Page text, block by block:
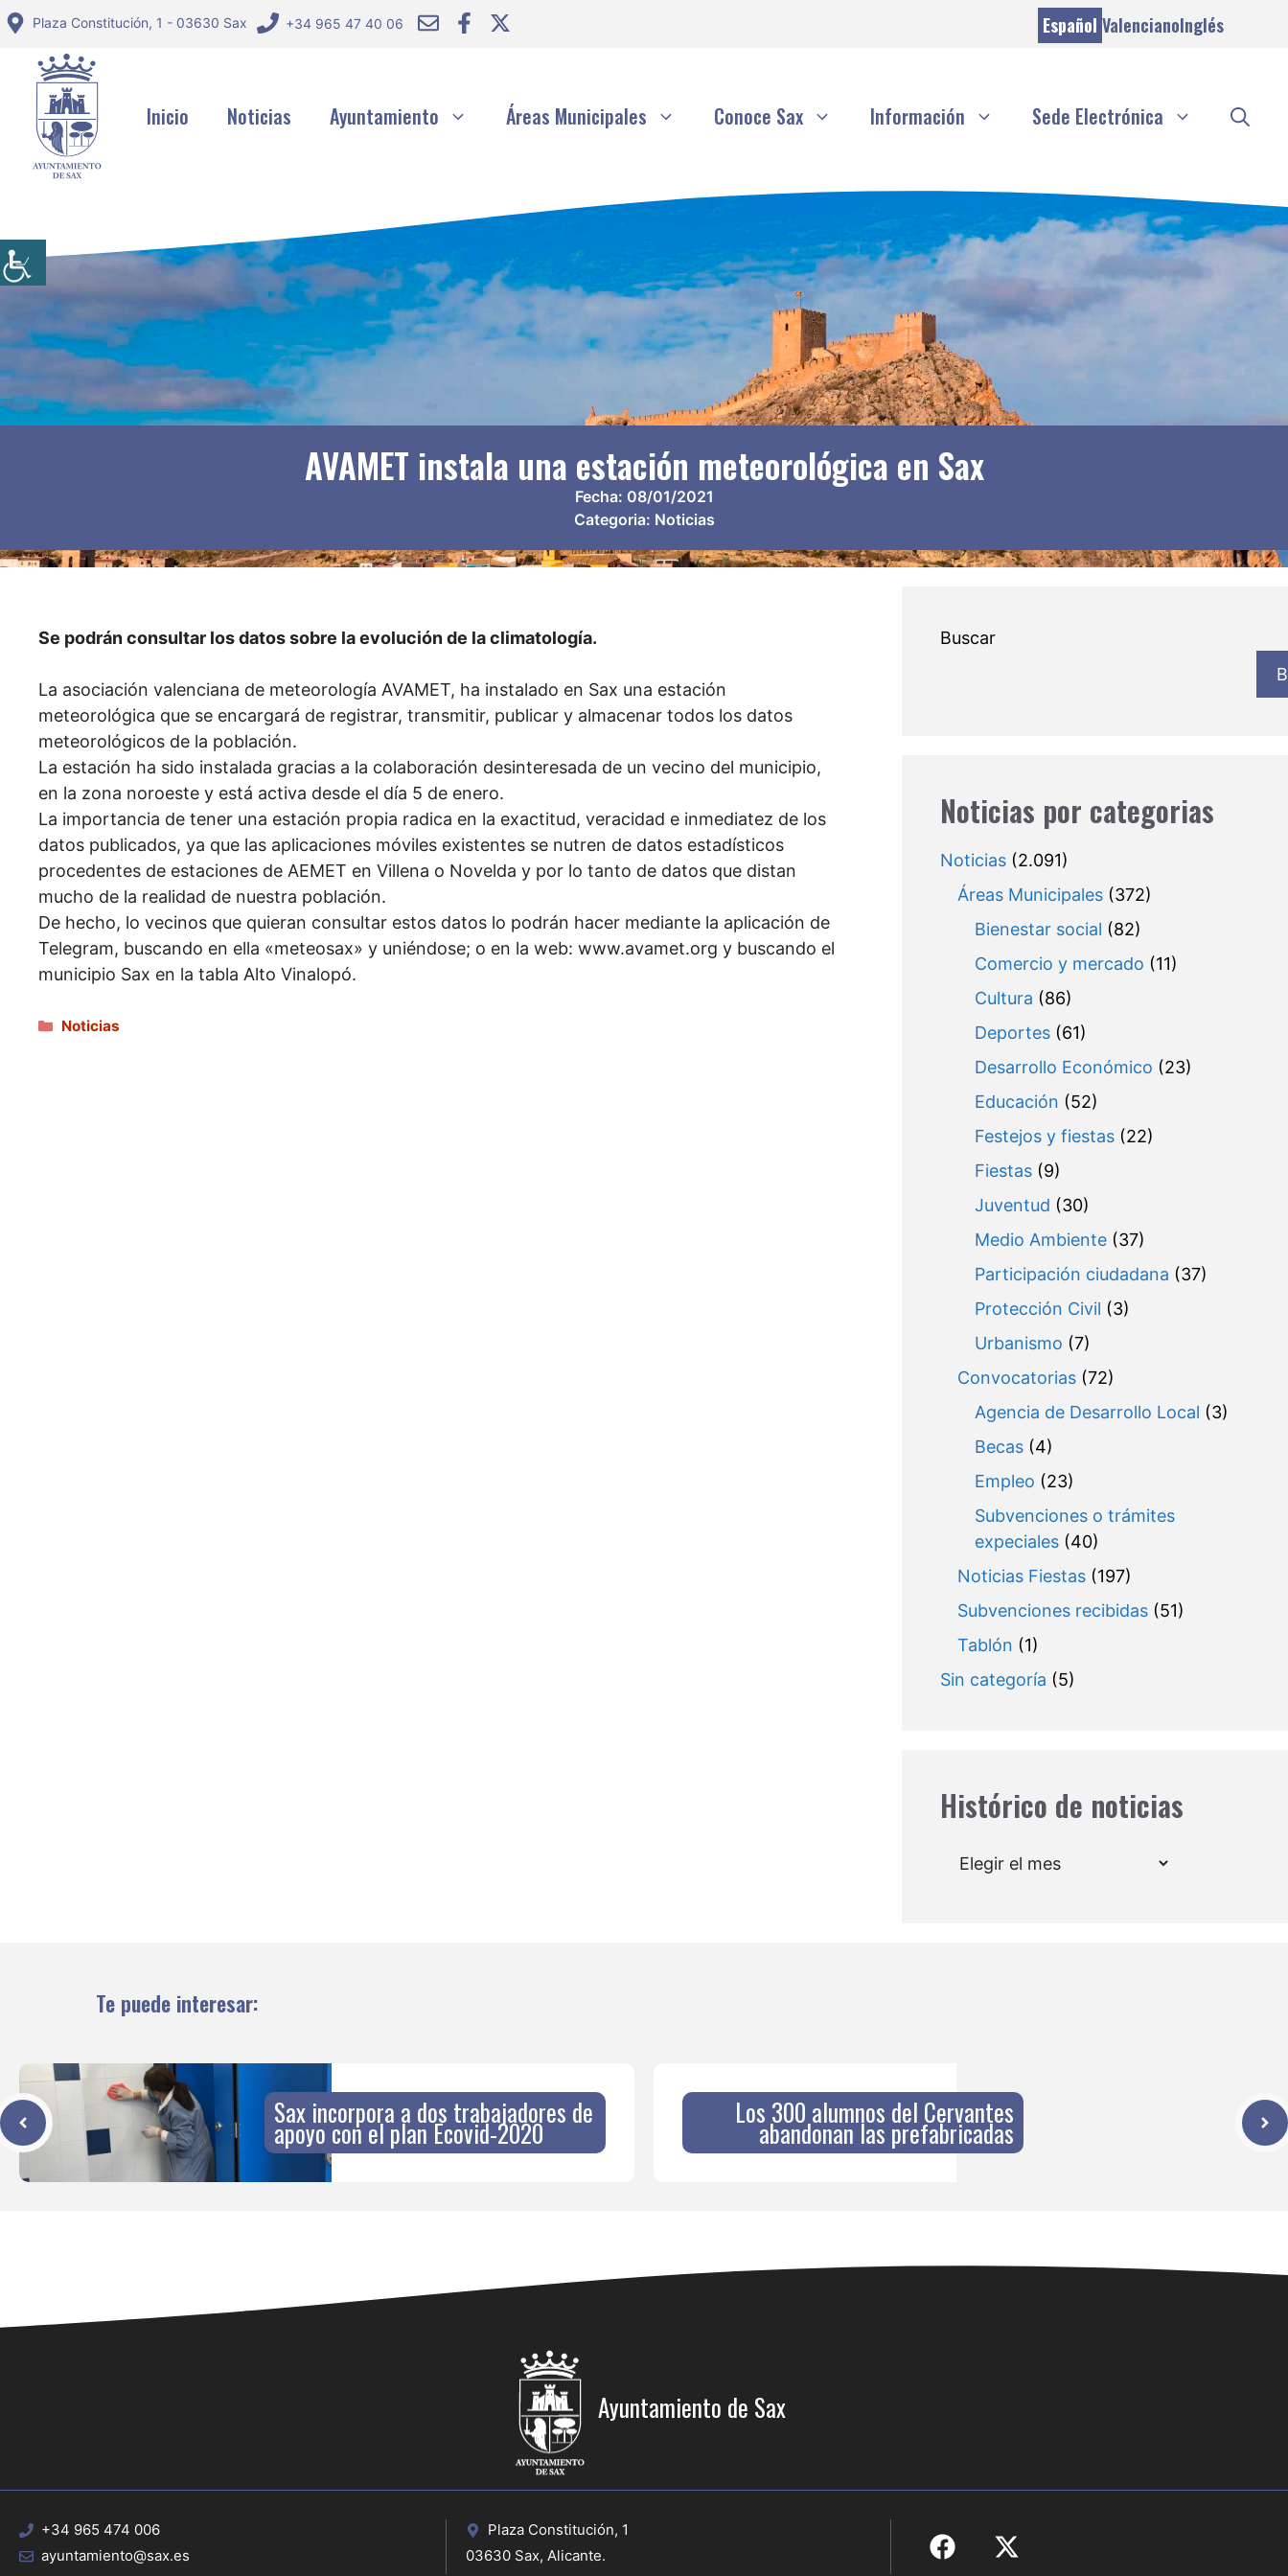
Saltar
contenido
Plaza Constitución, 1 - 03630 Sax +34 965 47 40 06 Español ValencianoInglés
Inicio Noticias Ayuntamiento Áreas Municipales Conoce Sax Información Sede Electrónica
AVAMET instala una estación meteorológica en Sax
Fecha: 08/01/2021
Categoria: Noticias
Se podrán consultar los datos sobre la evolución de la climatología.
La asociación valenciana de meteorología AVAMET, ha instalado en Sax una estación
meteorológica que se encargará de registrar, transmitir, publicar y almacenar todos los datos
meteorológicos de la población.
La estación ha sido instalada gracias a la colaboración desinteresada de un vecino del municipio,
en la zona noroeste y está activa desde el día 5 de enero.
La importancia de tener una estación propia radica en la exactitud, veracidad e inmediatez de los
datos publicados, ya que las aplicaciones móviles existentes se nutren de datos estadísticos
procedentes de estaciones de AEMET en Villena o Novelda y por lo tanto de datos que distan
mucho de la realidad de nuestra población.
De hecho, lo vecinos que quieran consultar estos datos lo podrán hacer mediante la aplicación de
Telegram, buscando en ella «meteosax» y uniéndose; o en la web: www.avamet.org y buscando el
municipio Sax en la tabla Alto Vinalopó.
Categorías
Noticias
Buscar
Noticias por categorias
Noticias(2.091)
Áreas Municipales(372)
Bienestar social (82)
Comercio y mercado (11)
Cultura (86)
Deportes(61)
Desarrollo Económico (23)
Educación (52)
Festejos y fiestas(22)
Fiestas(9)
Juventud (30)
Medio Ambiente(37)
Participación ciudadana (37)
Protección Civil (3)
Urbanismo (7)
Convocatorias(72)
Agencia de Desarrollo Local (3)
Becas(4)
Empleo (23)
Subvenciones o trámites
expeciales(40)
Noticias Fiestas(197)
Subvenciones recibidas(51)
Tablón (1)
Sin categoría (5)
Histórico de noticias
Archivos
Te puede interesar:
Sax incorpora a dos trabajadores de
apoyo con el plan Ecovid-2020
Los 300 alumnos del Cervantes
abandonan las prefabricadas
Ayuntamiento de Sax
+34 965 474 006
ayuntamiento@sax.es
Plaza Constitución, 1
03630 Sax, Alicante.